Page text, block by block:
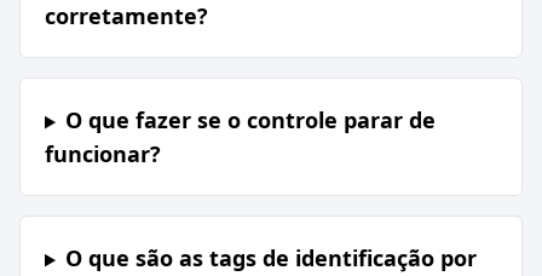
corretamente?
O que fazer se o controle parar de
funcionar?
O que são as tags de identificação por